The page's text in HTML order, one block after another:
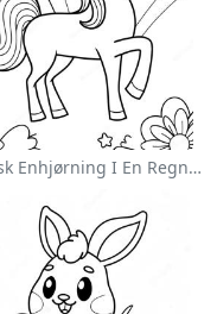
Magisk Enhjørning I En Regnbue Farvelægningsside